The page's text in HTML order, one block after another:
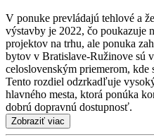
V ponuke prevládajú tehlové a
výstavby je 2022, čo poukazuje
projektov na trhu, ale ponuka
bytov v Bratislave-Ružinove sú
celoslovenským priemerom, kde
Tento rozdiel odzrkadľuje
hlavného mesta, ktorá ponúka
dobrú dopravnú dostupnosť.
Zobraziť viac